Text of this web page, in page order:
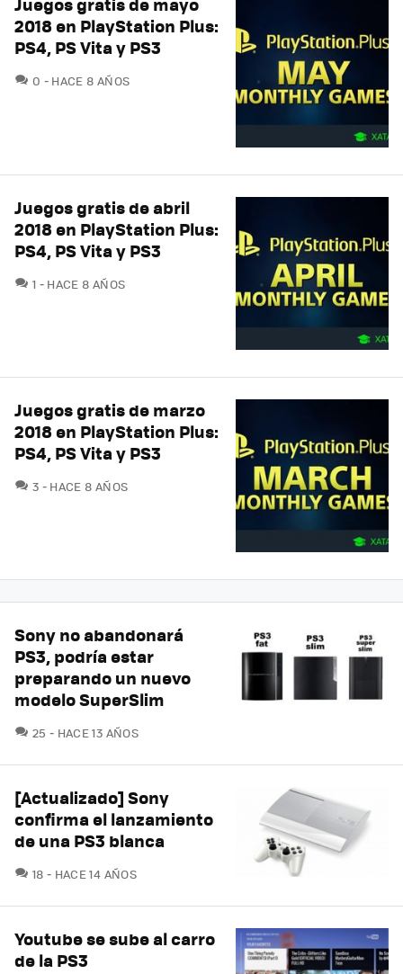
2018 en PlayStation Plus:
PS4, PS Vita y PS3
0 COMENTARIOS
HACE 8 AÑOS
Juegos gratis de abril
2018 en PlayStation Plus:
PS4, PS Vita y PS3
1 COMENTARIOS
HACE 8 AÑOS
Juegos gratis de marzo
2018 en PlayStation Plus:
PS4, PS Vita y PS3
3 COMENTARIOS
HACE 8 AÑOS
Sony no abandonará
PS3, podría estar
preparando un nuevo
modelo SuperSlim
25 COMENTARIOS
HACE 13 AÑOS
[Actualizado] Sony
confirma el lanzamiento
de una PS3 blanca
18 COMENTARIOS
HACE 14 AÑOS
Youtube se sube al carro
de la PS3